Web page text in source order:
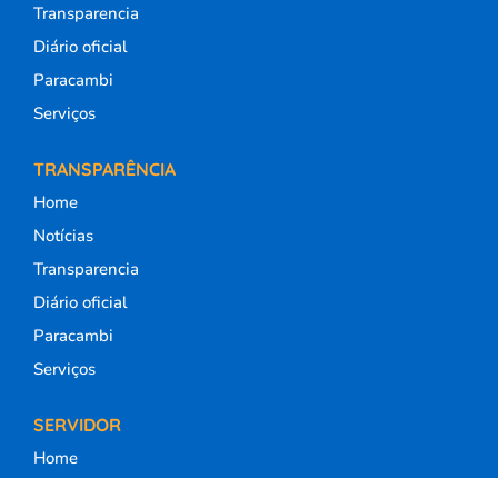
Transparencia
Diário oficial
Paracambi
Serviços
TRANSPARÊNCIA
Home
Notícias
Transparencia
Diário oficial
Paracambi
Serviços
SERVIDOR
Home